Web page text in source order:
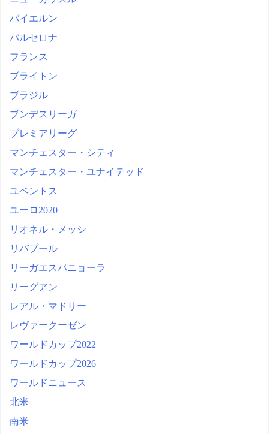
バイエルン
バルセロナ
フランス
ブライトン
ブラジル
ブンデスリーガ
プレミアリーグ
マンチェスター・シティ
マンチェスター・ユナイテッド
ユベントス
ユーロ2020
リオネル・メッシ
リバプール
リーガエスパニョーラ
リーグアン
レアル・マドリー
レヴァークーゼン
ワールドカップ2022
ワールドカップ2026
ワールドニュース
北米
南米